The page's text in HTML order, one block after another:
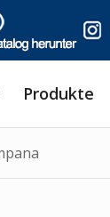
Produkte